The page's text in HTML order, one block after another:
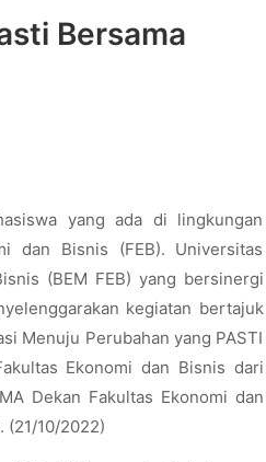
Bersama
yang ada di lingkungan
dan Bisnis (FEB). Universitas
(BEM FEB) yang bersinergi
kegiatan bertajuk
Menuju Perubahan yang PASTI
Ekonomi dan Bisnis dari
Dekan Fakultas Ekonomi dan
(21/10/2022)